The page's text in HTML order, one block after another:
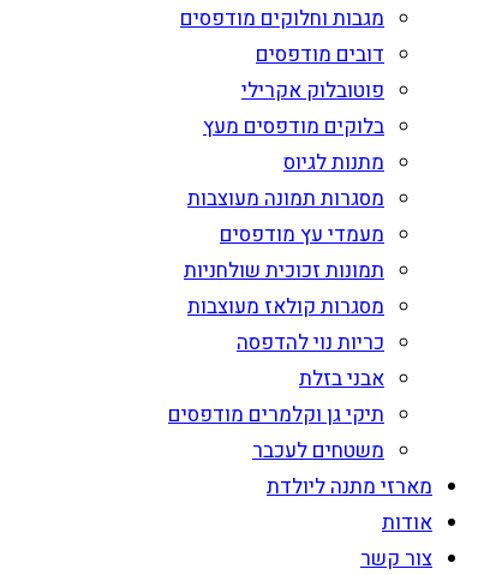
מגבות וחלוקים מודפסים
דובים מודפסים
פוטובלוק אקרילי
בלוקים מודפסים מעץ
מתנות לגיוס
מסגרות תמונה מעוצבות
מעמדי עץ מודפסים
תמונות זכוכית שולחניות
מסגרות קולאז מעוצבות
כריות נוי להדפסה
אבני בזלת
תיקי גן וקלמרים מודפסים
משטחים לעכבר
מארזי מתנה ליולדת
אודות
צור קשר